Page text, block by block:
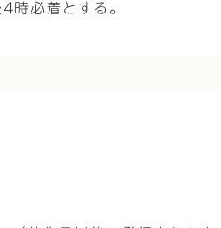
時必着とする。